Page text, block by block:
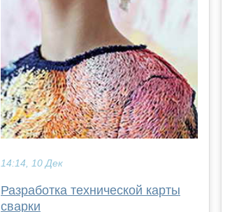
14:14, 10 Дек
Разработка технической карты
сварки